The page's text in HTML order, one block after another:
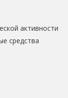
активности
средства